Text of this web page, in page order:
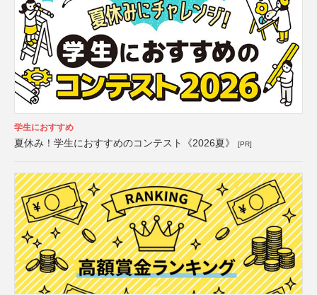
学生におすすめ
夏休み！学生におすすめのコンテスト《2026夏》 [PR]